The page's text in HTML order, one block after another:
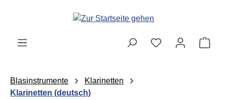
Zum Hauptinhalt springen
Blasinstrumente
Klarinetten
Klarinetten (deutsch)